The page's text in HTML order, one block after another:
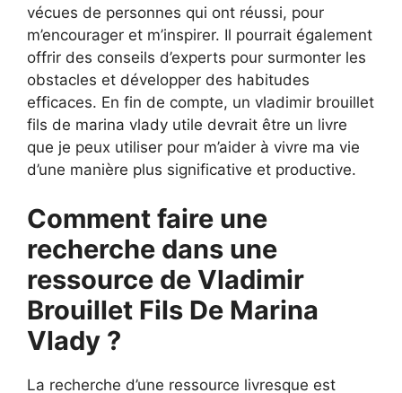
vécues de personnes qui ont réussi, pour
m’encourager et m’inspirer. Il pourrait également
offrir des conseils d’experts pour surmonter les
obstacles et développer des habitudes
efficaces. En fin de compte, un vladimir brouillet
fils de marina vlady utile devrait être un livre
que je peux utiliser pour m’aider à vivre ma vie
d’une manière plus significative et productive.
Comment faire une
recherche dans une
ressource de Vladimir
Brouillet Fils De Marina
Vlady ?
La recherche d’une ressource livresque est